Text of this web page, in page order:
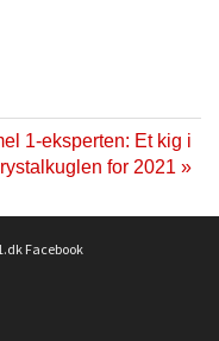
1-eksperten: Et kig i
for 2021 »
Facebook